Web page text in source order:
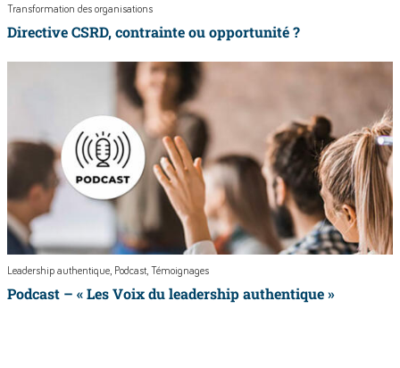
Transformation des organisations
Directive CSRD, contrainte ou opportunité ?
Leadership authentique Podcast Témoignages
Podcast – « Les Voix du leadership authentique »